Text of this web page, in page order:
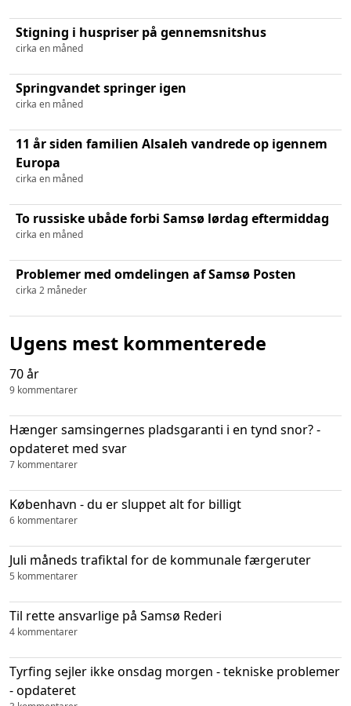
Stigning i huspriser på gennemsnitshus
cirka en måned
Springvandet springer igen
cirka en måned
11 år siden familien Alsaleh vandrede op igennem
Europa
cirka en måned
To russiske ubåde forbi Samsø lørdag eftermiddag
cirka en måned
Problemer med omdelingen af Samsø Posten
cirka 2 måneder
Ugens mest kommenterede
70 år
9 kommentarer
Hænger samsingernes pladsgaranti i en tynd snor? -
opdateret med svar
7 kommentarer
København - du er sluppet alt for billigt
6 kommentarer
Juli måneds trafiktal for de kommunale færgeruter
5 kommentarer
Til rette ansvarlige på Samsø Rederi
4 kommentarer
Tyrfing sejler ikke onsdag morgen - tekniske problemer
- opdateret